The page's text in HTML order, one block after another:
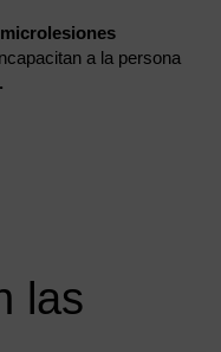
microlesiones
a la persona
las